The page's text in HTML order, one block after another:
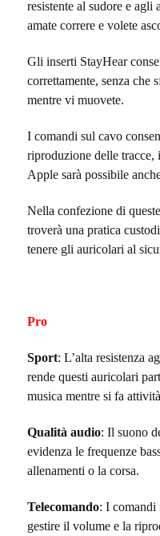
resistente al sudore e agli
amate correre e volete
Gli inserti StayHear
correttamente, senza che
mentre vi muovete.
I comandi sul cavo
riproduzione delle
Apple sarà possibile
Nella confezione di
troverà una pratica
tenere gli auricolari al
Pro
Sport: L’alta resistenza
rende questi auricolari
musica mentre si fa
Qualità audio: Il suono
evidenza le frequenze
allenamenti o la corsa.
Telecomando: I comandi
gestire il volume e la